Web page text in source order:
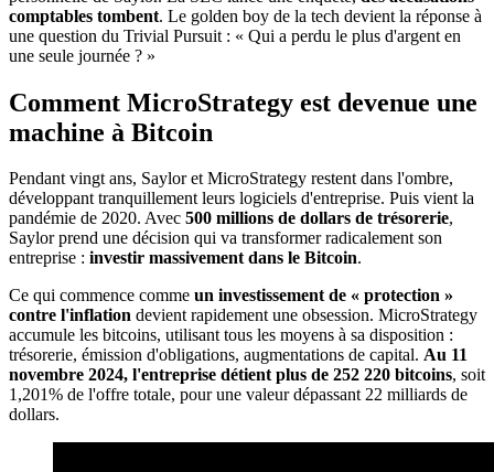
comptables tombent. Le golden boy de la tech devient la réponse à
une question du Trivial Pursuit : « Qui a perdu le plus d'argent en
une seule journée ? »
Comment MicroStrategy est devenue une
machine à Bitcoin
Pendant vingt ans, Saylor et MicroStrategy restent dans l'ombre,
développant tranquillement leurs logiciels d'entreprise. Puis vient la
pandémie de 2020. Avec 500 millions de dollars de trésorerie,
Saylor prend une décision qui va transformer radicalement son
entreprise : investir massivement dans le Bitcoin.
Ce qui commence comme un investissement de « protection »
contre l'inflation devient rapidement une obsession. MicroStrategy
accumule les bitcoins, utilisant tous les moyens à sa disposition :
trésorerie, émission d'obligations, augmentations de capital. Au 11
novembre 2024, l'entreprise détient plus de 252 220 bitcoins, soit
1,201% de l'offre totale, pour une valeur dépassant 22 milliards de
dollars.